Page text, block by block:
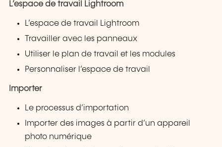
L’espace de travail Lightroom
L’espace de travail Lightroom
Travailler avec les panneaux
Utiliser le plan de travail et les modules
Personnaliser l’espace de travail
Importer
Le processus d’importation
Importer des images à partir d’un appareil
photo numérique